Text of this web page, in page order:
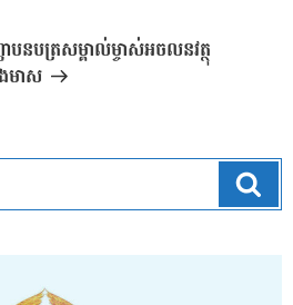
បនបត្រសម្គាល់ម្ចាស់អចលនវត្ថុ
មាស